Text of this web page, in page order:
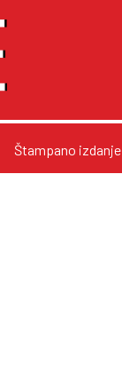
Štampano izdanje